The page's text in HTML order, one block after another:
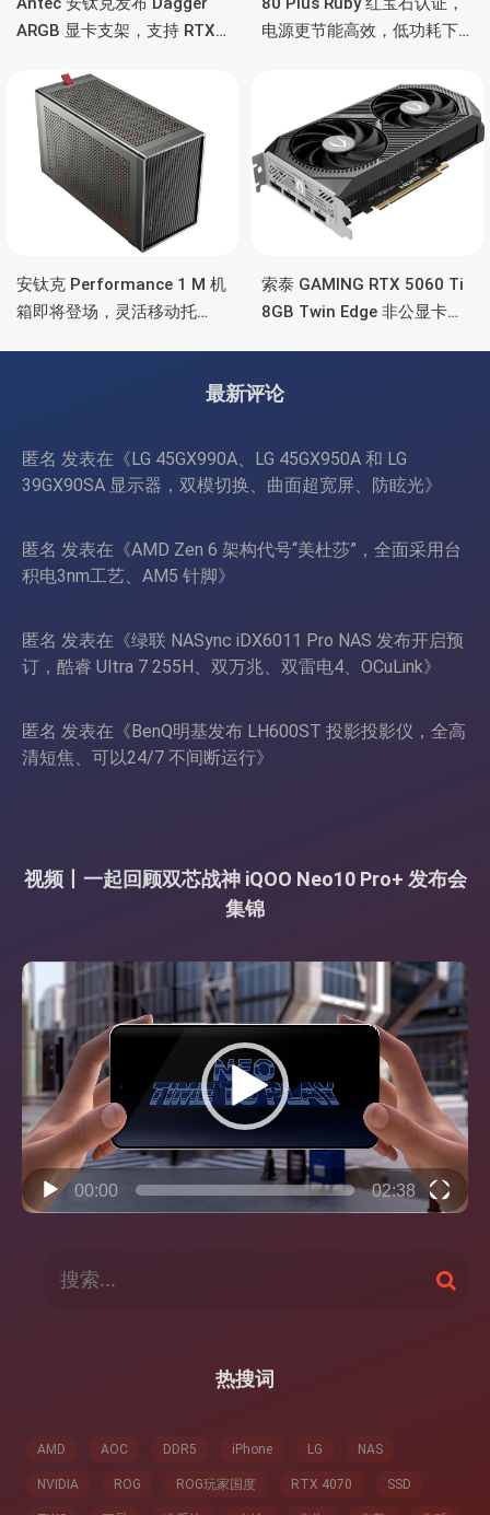
ARGB 显卡支架，支持 RTX
彩灯效
电源更节能高效，低功耗下
安钛克 Performance 1 M 机
箱即将登场，灵活移动托
索泰 GAMING RTX 5060 Ti
8GB Twin Edge 非公显卡，
最新评论
匿名 发表在《LG 45GX990A、LG 45GX950A 和 LG
39GX90SA 显示器，双模切换、曲面超宽屏、防眩光》
匿名 发表在《AMD Zen 6 架构代号“美杜莎”，全面采用台
积电3nm工艺、AM5 针脚》
匿名 发表在《绿联 NASync iDX6011 Pro NAS 发布开启预
订，酷睿 Ultra 7 255H、双万兆、双雷电4、OCuLink》
匿名 发表在《BenQ明基发布 LH600ST 投影投影仪，全高
清短焦、可以24/7 不间断运行》
视频丨一起回顾双芯战神 iQOO Neo10 Pro+ 发布会
集锦
视
频
播
放
00:00 02:38
搜
索
热搜词
AMD AOC DDR5 iPhone LG NAS
NVIDIA ROG ROG玩家国度 RTX 4070 SSD